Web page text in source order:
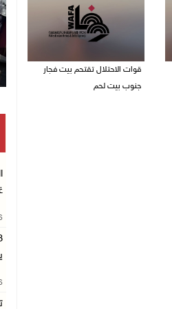
قوات الاحتلال تقتحم بيت فجار
جنوب بيت لحم